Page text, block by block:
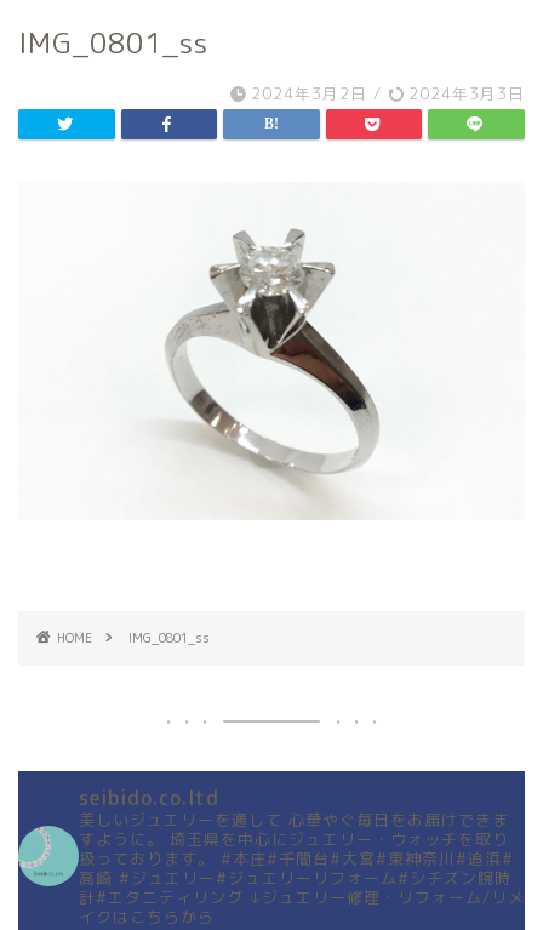
IMG_0801_ss
2024年3月2日 / 2024年3月3日
HOME IMG_0801_ss
seibido.co.ltd
美しいジュエリーを通して 心華やぐ毎日をお届けできま
すように。
埼玉県を中心にジュエリー・ウォッチを取り
扱っております。
#本庄#千間台#大宮#東神奈川#追浜#
高崎 #ジュエリー#ジュエリーリフォーム#シチズン腕時
計#エタニティリング ↓ジュエリー修理・リフォーム/リメ
イクはこちらから